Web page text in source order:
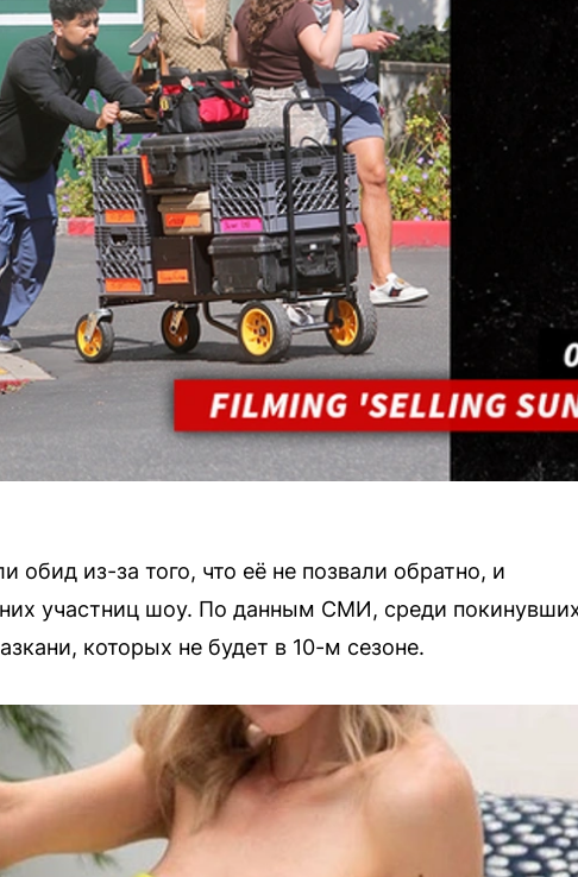
обид из-за того, что её не позвали обратно, и
участниц шоу. По данным СМИ, среди
которых не будет в 10-м сезоне.